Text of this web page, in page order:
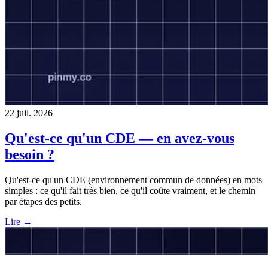
22 juil. 2026
Qu'est-ce qu'un CDE — en avez-vous
besoin ?
Qu'est-ce qu'un CDE (environnement commun de données) en mots
simples : ce qu'il fait très bien, ce qu'il coûte vraiment, et le chemin
par étapes des petits.
Lire →